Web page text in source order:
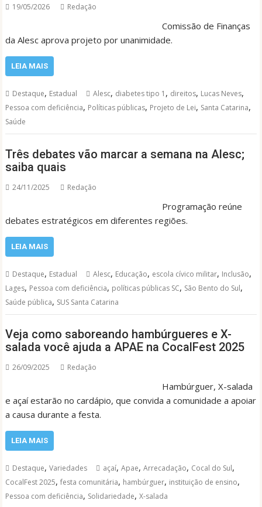
19/05/2026 Redação
Comissão de Finanças
da Alesc aprova projeto por unanimidade.
LEIA MAIS
Destaque, Estadual Alesc, diabetes tipo 1 , direitos, Lucas Neves,
Pessoa com deficiência, Políticas públicas, Projeto de Lei, Santa Catarina,
Saúde
Três debates vão marcar a semana na Alesc;
saiba quais
24/11/2025 Redação
Programação reúne
debates estratégicos em diferentes regiões.
LEIA MAIS
Destaque, Estadual Alesc, Educação, escola cívico militar, Inclusão,
Lages, Pessoa com deficiência, políticas públicas SC, São Bento do Sul,
Saúde pública, SUS Santa Catarina
Veja como saboreando hambúrgueres e X-
salada você ajuda a APAE na CocalFest 2025
26/09/2025 Redação
Hambúrguer, X-salada
e açaí estarão no cardápio, que convida a comunidade a apoiar
a causa durante a festa.
LEIA MAIS
Destaque,Variedades açaí,Apae,Arrecadação, Cocal do Sul,
CocalFest 2025,festa comunitária, hambúrguer, instituição de ensino,
Pessoa com deficiência, Solidariedade,X-salada